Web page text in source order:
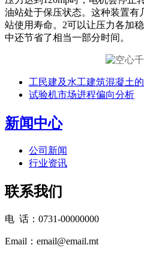
油站处于保压状态。这种装置有
站使用寿命。2可以让压力各加
中还节省了相当一部分时间。
工民建及水工建筑混凝土
试验机市场进程偏向分析
新闻中心
公司新闻
行业资讯
联系我们
电 话：0731-00000000
Email：email@email.mt